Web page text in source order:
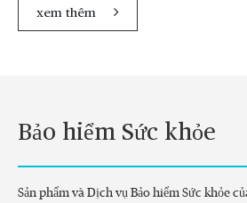
xem thêm
Bảo hiểm Sức khỏe
Sản phẩm và Dịch vụ Bảo hiểm Sức khỏe